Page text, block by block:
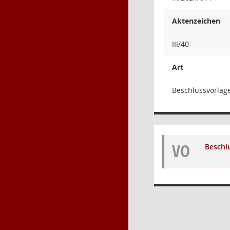
Aktenzeichen
III/40
Art
VO